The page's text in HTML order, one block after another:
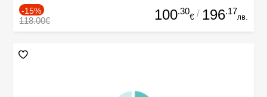
-15%
118.00€ 100.30
€ / 196.17
лв.